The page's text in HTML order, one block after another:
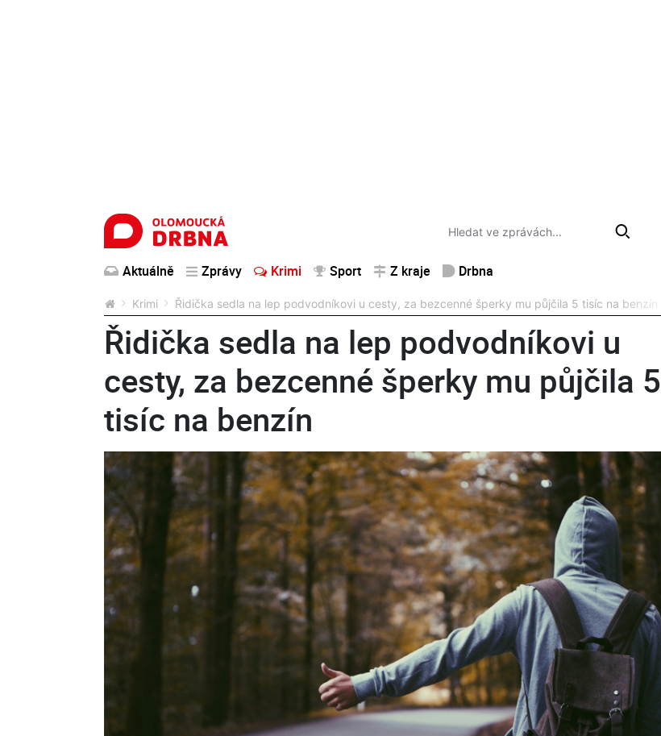
Aktuálně Zprávy Krimi Sport Z kraje Drbna
Krimi Řidička sedla na lep podvodníkovi u cesty, za bezcenné šperky mu půjčila 5 tisíc na benzín
Řidička sedla na lep podvodníkovi u
cesty, za bezcenné šperky mu půjčila 5
tisíc na benzín